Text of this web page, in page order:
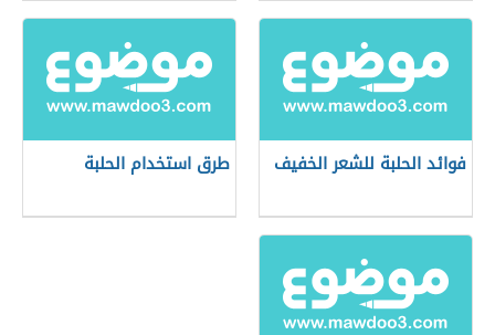
فوائد الحلبة للشعر الخفيف طرق استخدام الحلبة